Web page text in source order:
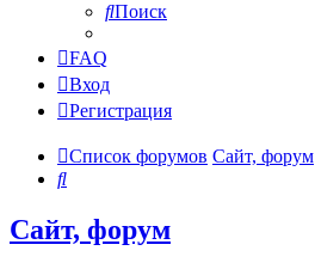
Поиск
FAQ
Вход
Регистрация
Список форумов Сайт, форум
Поиск
Сайт, форум